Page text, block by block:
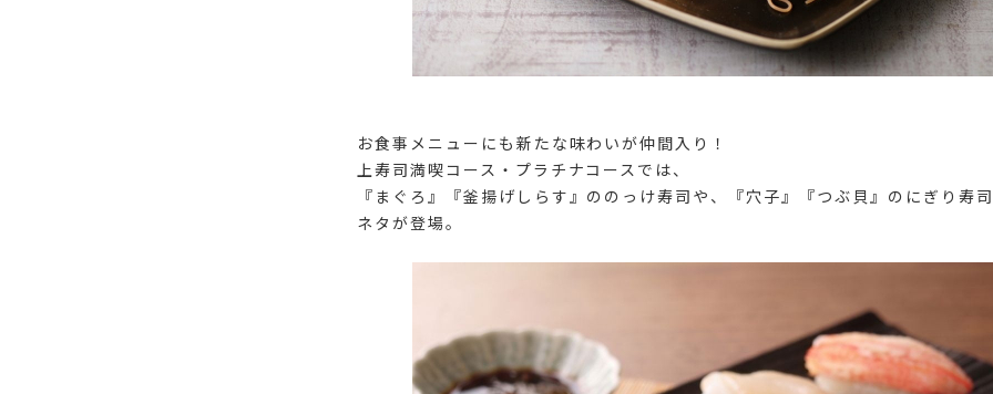
お食事メニューにも新たな味わいが仲間入り！
上寿司満喫コース・プラチナコースでは、
『まぐろ』『釜揚げしらす』ののっけ寿司や、『穴子』『つぶ貝』のにぎり寿
ネタが登場。